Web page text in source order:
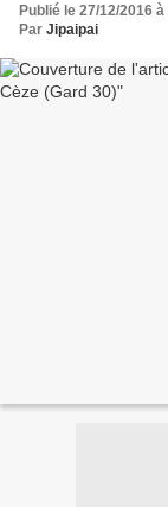
Publié le 27/12/2016
Par Jipaipai